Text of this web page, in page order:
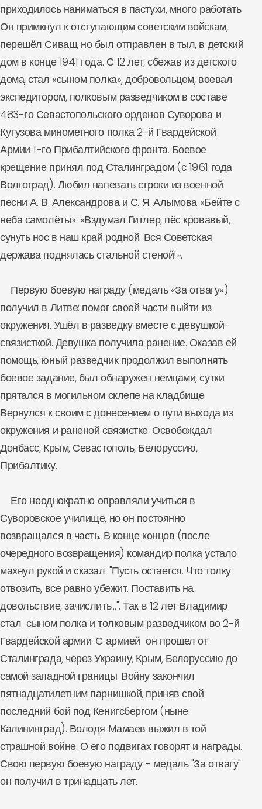
приходилось наниматься в пастухи, много работать.
Он примкнул к отступающим советским войскам,
перешёл Сиваш, но был отправлен в тыл, в детский
дом в конце 1941 года. С 12 лет, сбежав из детского
дома, стал «сыном полка», добровольцем, воевал
экспедитором, полковым разведчиком в составе
483-го Севастопольского орденов Суворова и
Кутузова минометного полка 2-й Гвардейской
Армии 1-го Прибалтийского фронта. Боевое
крещение принял под Сталинградом (с 1961 года
Волгоград). Любил напевать строки из военной
песни А. В. Александрова и С. Я. Алымова «Бейте с
неба самолёты»: «Вздумал Гитлер, пёс кровавый,
сунуть нос в наш край родной. Вся Советская
держава поднялась стальной стеной!».
Первую боевую награду (медаль «За отвагу»)
получил в Литве: помог своей части выйти из
окружения. Ушёл в разведку вместе с девушкой-
связисткой. Девушка получила ранение. Оказав ей
помощь, юный разведчик продолжил выполнять
боевое задание, был обнаружен немцами, сутки
прятался в могильном склепе на кладбище.
Вернулся к своим с донесением о пути выхода из
окружения и раненой связистке. Освобождал
Донбасс, Крым, Севастополь, Белоруссию,
Прибалтику.
Его неоднократно оправляли учиться в
Суворовское училище, но он постоянно
возвращался в часть. В конце концов (после
очередного возвращения) командир полка устало
махнул рукой и сказал: "Пусть остается. Что толку
отвозить, все равно убежит. Поставить на
довольствие, зачислить…". Так в 12 лет Владимир
стал сыном полка и толковым разведчиком во 2-й
Гвардейской армии. С армией он прошел от
Сталинграда, через Украину, Крым, Белоруссию до
самой западной границы. Войну закончил
пятнадцатилетним парнишкой, приняв свой
последний бой под Кенигсбергом (ныне
Калининград). Володя Мамаев выжил в той
страшной войне. О его подвигах говорят и награды.
Свою первую боевую награду - медаль "За отвагу"
он получил в тринадцать лет.